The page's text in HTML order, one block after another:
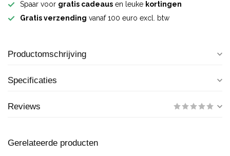
Spaar voor gratis cadeaus en leuke kortingen
Gratis verzending vanaf 100 euro excl. btw
Productomschrijving
Specificaties
Reviews
Gerelateerde producten